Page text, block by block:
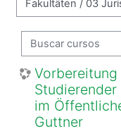
Buscar cursos
im
Guttner